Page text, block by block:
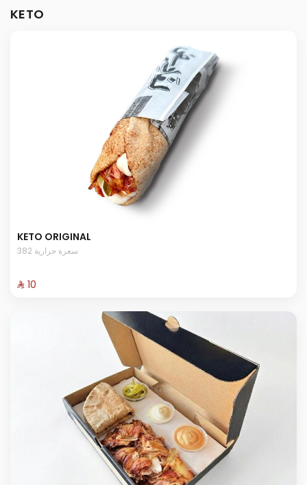
KETO
KETO ORIGINAL
382 سعرة حرارية
⁨⁦‪‬ 10⁩